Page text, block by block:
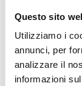
Questo sito
Utilizziamo i
annunci, per
analizzare il
informazioni
〉